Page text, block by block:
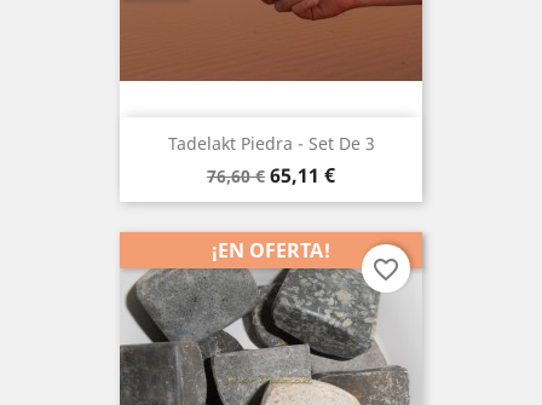
Tadelakt Piedra - Set De 3
Precio
base
76,60 € Precio
65,11 €
¡EN OFERTA!
favorite_border